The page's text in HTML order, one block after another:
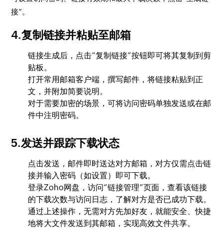
接”。
4.复制链接并粘贴至邮箱
链接生成后，点击“复制链接”按钮即可将其复制到剪
贴板。
打开常用邮箱客户端，撰写邮件，将链接粘贴到正
文，并附加简要说明。
对于需要加密的场景，可将访问密码单独发送或在邮
件中注明密码。
5.发送并跟踪下载状态
点击发送，邮件即时送达对方邮箱，对方仅需点击链
接并输入密码（如设置）即可下载。
登录Zoho网盘，访问“链接管理”页面，查看该链接
的下载次数与访问日志，了解对方是否已成功下载。
通过上述操作，无需对方先加好友，就能安全、快捷
地将大文件发送到其邮箱，实现高效文件共享。